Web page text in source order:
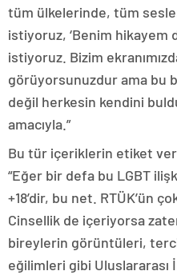
tüm ülkelerinde, tüm
istiyoruz, ‘Benim hikayem
istiyoruz. Bizim
görüyorsunuzdur ama bu
değil herkesin kendini
amacıyla.”
Bu tür içeriklerin etiket
“Eğer bir defa bu LGBT
+18’dir, bu net. RTÜK’ün
Cinsellik de içeriyorsa
bireylerin görüntüleri,
eğilimleri gibi Uluslararası